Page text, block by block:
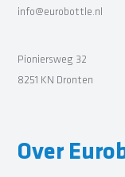
info@eurobottle.nl
Pioniersweg 32
8251 KN Dronten
Over